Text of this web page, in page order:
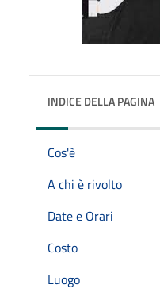
INDICE DELLA PAGINA
Cos'è
A chi è rivolto
Date e Orari
Costo
Luogo